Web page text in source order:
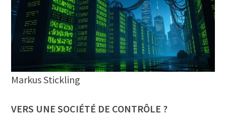
Markus Stickling
VERS UNE SOCIÉTÉ DE CONTRÔLE ?